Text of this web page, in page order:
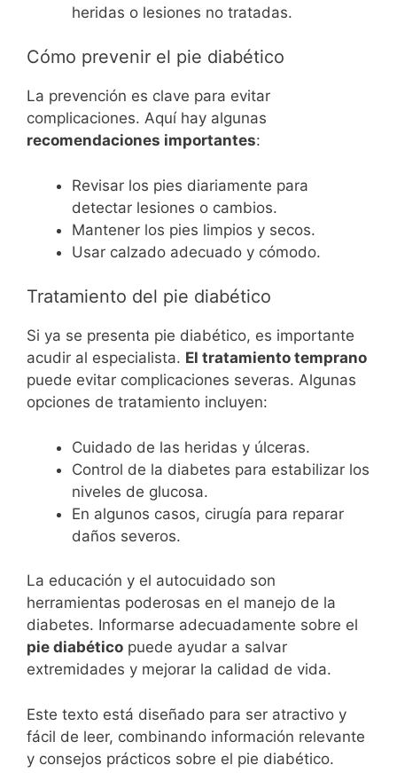
heridas o lesiones no tratadas.
Cómo prevenir el pie diabético
La prevención es clave para evitar
complicaciones. Aquí hay algunas
recomendaciones importantes:
Revisar los pies diariamente para
detectar lesiones o cambios.
Mantener los pies limpios y secos.
Usar calzado adecuado y cómodo.
Tratamiento del pie diabético
Si ya se presenta pie diabético, es importante
acudir al especialista. El tratamiento temprano
puede evitar complicaciones severas. Algunas
opciones de tratamiento incluyen:
Cuidado de las heridas y úlceras.
Control de la diabetes para estabilizar los
niveles de glucosa.
En algunos casos, cirugía para reparar
daños severos.
La educación y el autocuidado son
herramientas poderosas en el manejo de la
diabetes. Informarse adecuadamente sobre el
pie diabético puede ayudar a salvar
extremidades y mejorar la calidad de vida.
Este texto está diseñado para ser atractivo y
fácil de leer, combinando información relevante
y consejos prácticos sobre el pie diabético.